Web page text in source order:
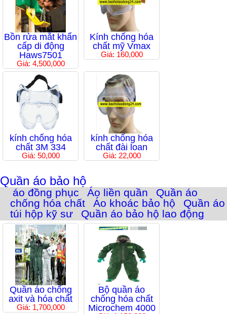
Bồn rửa mắt khẩn
cấp di động
Haws7501
Giá: 4,500,000
Kính chống hóa
chất mỹ Vmax
Giá: 160,000
kính chống hóa
chất 3M 334
Giá: 50,000
kính chống hóa
chất đài loan
Giá: 22,000
Quần áo bảo hộ
áo đồng phục Áo liền quần
Quần áo
chống hóa chất
Áo khoác bảo hộ
Quần áo
túi hộp kỹ sư
Quần áo bảo hộ lao động
Quần áo chống
axit và hóa chất
Giá: 1,700,000
Bộ quần áo
chống hóa chất
Microchem 4000